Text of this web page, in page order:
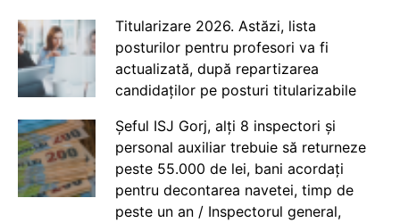
Titularizare 2026. Astăzi, lista
posturilor pentru profesori va fi
actualizată, după repartizarea
candidaților pe posturi titularizabile
Șeful ISJ Gorj, alți 8 inspectori și
personal auxiliar trebuie să returneze
peste 55.000 de lei, bani acordați
pentru decontarea navetei, timp de
peste un an / Inspectorul general,